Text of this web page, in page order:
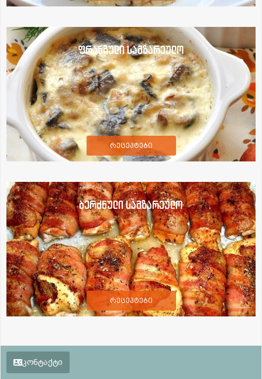
ფრანგული სამზარეულო
რეცეპტები
ბერძნული სამზარეულო
რეცეპტები
კონტაქტი